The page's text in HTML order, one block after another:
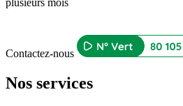
plusieurs mois
Contactez-nous
Nos services